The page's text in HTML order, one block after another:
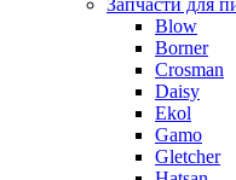
Запчасти для
Blow
Borner
Crosman
Daisy
Ekol
Gamo
Gletcher